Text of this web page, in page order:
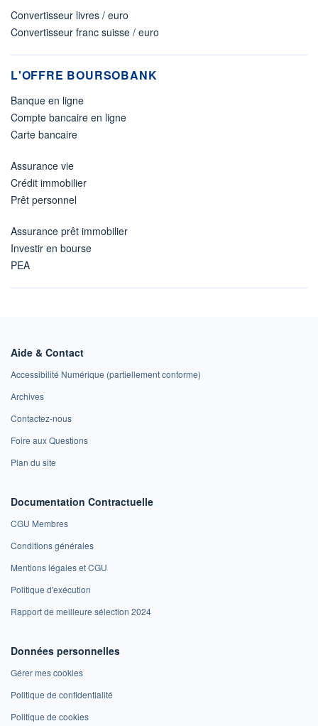
Convertisseur livres / euro
Convertisseur franc suisse / euro
L'OFFRE BOURSOBANK
Banque en ligne
Compte bancaire en ligne
Carte bancaire
Assurance vie
Crédit immobilier
Prêt personnel
Assurance prêt immobilier
Investir en bourse
PEA
Aide & Contact
Accessibilité Numérique (partiellement conforme)
Archives
Contactez-nous
Foire aux Questions
Plan du site
Documentation Contractuelle
CGU Membres
Conditions générales
Mentions légales et CGU
Politique d'exécution
Rapport de meilleure sélection 2024
Données personnelles
Gérer mes cookies
Politique de confidentialité
Politique de cookies